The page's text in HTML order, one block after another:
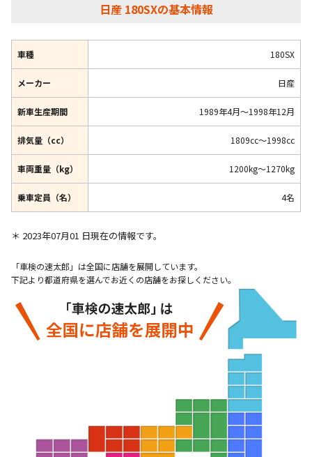
日産 180SXの基本情報
車種 180SX
メーカー 日産
新車生産期間 1989年4月～1998年12月
排気量（cc） 1809cc～1998cc
車両重量（kg） 1200kg～1270kg
乗車定員（名） 4名
＊ 2023年07月01 日現在の情報です。
「車検の速太郎」は全国に店舗を展開しています。
下記より都道府県を選んでお近くの店舗をお探しください。